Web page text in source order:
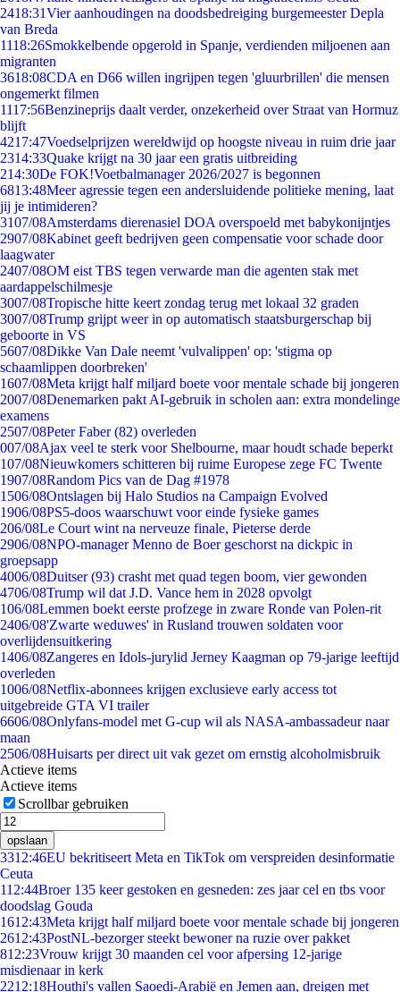
2418:31Vier aanhoudingen na doodsbedreiging burgemeester Depla
van Breda
1118:26Smokkelbende opgerold in Spanje, verdienden miljoenen aan
migranten
3618:08CDA en D66 willen ingrijpen tegen 'gluurbrillen' die mensen
ongemerkt filmen
1117:56Benzineprijs daalt verder, onzekerheid over Straat van Hormuz
blijft
4217:47Voedselprijzen wereldwijd op hoogste niveau in ruim drie jaar
2314:33Quake krijgt na 30 jaar een gratis uitbreiding
214:30De FOK!Voetbalmanager 2026/2027 is begonnen
6813:48Meer agressie tegen een andersluidende politieke mening, laat
jij je intimideren?
3107/08Amsterdams dierenasiel DOA overspoeld met babykonijntjes
2907/08Kabinet geeft bedrijven geen compensatie voor schade door
laagwater
2407/08OM eist TBS tegen verwarde man die agenten stak met
aardappelschilmesje
3007/08Tropische hitte keert zondag terug met lokaal 32 graden
3007/08Trump grijpt weer in op automatisch staatsburgerschap bij
geboorte in VS
5607/08Dikke Van Dale neemt 'vulvalippen' op: 'stigma op
schaamlippen doorbreken'
1607/08Meta krijgt half miljard boete voor mentale schade bij jongeren
2007/08Denemarken pakt AI-gebruik in scholen aan: extra mondelinge
examens
2507/08Peter Faber (82) overleden
007/08Ajax veel te sterk voor Shelbourne, maar houdt schade beperkt
107/08Nieuwkomers schitteren bij ruime Europese zege FC Twente
1907/08Random Pics van de Dag #1978
1506/08Ontslagen bij Halo Studios na Campaign Evolved
1906/08PS5-doos waarschuwt voor einde fysieke games
206/08Le Court wint na nerveuze finale, Pieterse derde
2906/08NPO-manager Menno de Boer geschorst na dickpic in
groepsapp
4006/08Duitser (93) crasht met quad tegen boom, vier gewonden
4706/08Trump wil dat J.D. Vance hem in 2028 opvolgt
106/08Lemmen boekt eerste profzege in zware Ronde van Polen-rit
2406/08'Zwarte weduwes' in Rusland trouwen soldaten voor
overlijdensuitkering
1406/08Zangeres en Idols-jurylid Jerney Kaagman op 79-jarige leeftijd
overleden
1006/08Netflix-abonnees krijgen exclusieve early access tot
uitgebreide GTA VI trailer
6606/08Onlyfans-model met G-cup wil als NASA-ambassadeur naar
maan
2506/08Huisarts per direct uit vak gezet om ernstig alcoholmisbruik
Actieve items
Actieve items
Scrollbar gebruiken
opslaan
3312:46EU bekritiseert Meta en TikTok om verspreiden desinformatie
Ceuta
112:44Broer 135 keer gestoken en gesneden: zes jaar cel en tbs voor
doodslag Gouda
1612:43Meta krijgt half miljard boete voor mentale schade bij jongeren
2612:43PostNL-bezorger steekt bewoner na ruzie over pakket
812:23Vrouw krijgt 30 maanden cel voor afpersing 12-jarige
misdienaar in kerk
2212:18Houthi's vallen Saoedi-Arabië en Jemen aan, dreigen met